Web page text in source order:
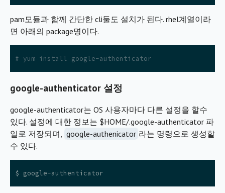
pam모듈과 함께 간단한 cli둘도 설치가 된다. rhel계열이라
면 아래의 package명이다.
# yum install google-authenticator
google-authenticator 설정
google-authenticator는 OS 사용자마다 다른 설정을 할수
있다. 설정에 대한 정보는 $HOME/.google-authenticator 파
일로 저장되며, google-authenicator 라는 명령으로 생성할
수 있다.